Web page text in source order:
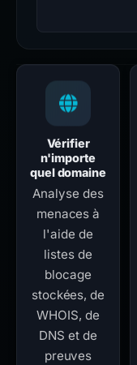
Vérifier
n'importe
quel domaine
Analyse des
menaces à
l'aide de
listes de
blocage
stockées, de
WHOIS, de
DNS et de
preuves